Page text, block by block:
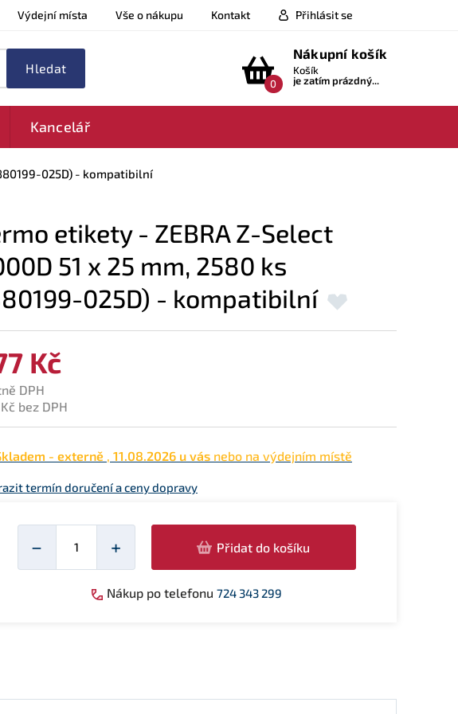
Výdejní místa Vše o nákupu Kontakt Přihlásit se
0
Nákupní košík
Košík
je zatím prázdný...
Kancelář
025D) - kompatibilní
etikety - ZEBRA Z-Select
51 x 25 mm, 2580 ks
025D) - kompatibilní
Kč
DPH
bez DPH
- externě 11.08.2026 u vás nebo na výdejním místě
termín doručení a ceny dopravy
−
Množství
+ Přidat do košíku
Nákup po telefonu 724 343 299